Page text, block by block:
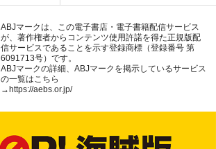
ABJマークは、この電子書店・電子書籍配信サービス
が、著作権者からコンテンツ使用許諾を得た正規版配
信サービスであることを示す登録商標（登録番号 第
6091713号）です。
ABJマークの詳細、ABJマークを掲示しているサービス
の一覧はこちら
→https://aebs.or.jp/